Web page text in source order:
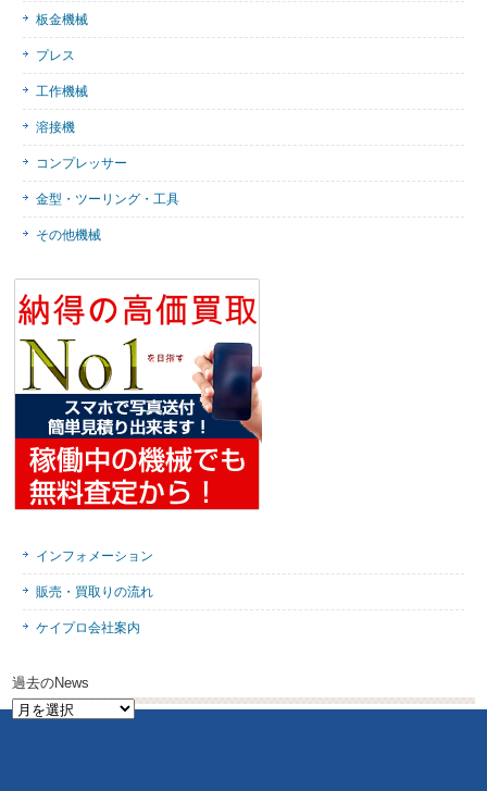
板金機械
プレス
工作機械
溶接機
コンプレッサー
金型・ツーリング・工具
その他機械
インフォメーション
販売・買取りの流れ
ケイプロ会社案内
過去のNews
過